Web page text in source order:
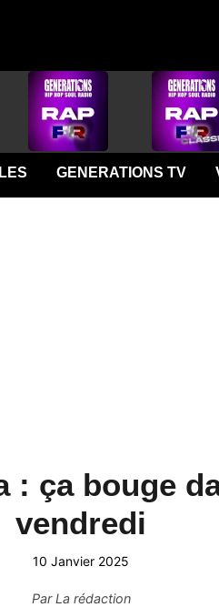
GENERATIONS TV
: ça bouge
vendredi
10 Janvier 2025
ParLa rédaction